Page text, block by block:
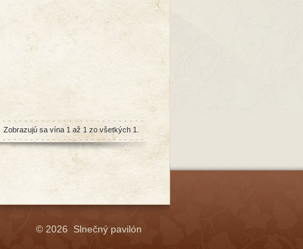
Zobrazujú sa vína 1 až 1 zo všetkých 1.
© 2026 Slnečný pavilón